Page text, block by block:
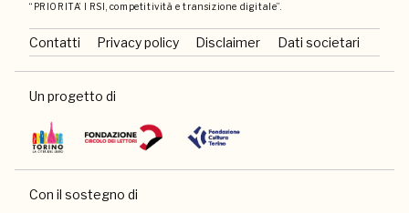
“PRIORITA’ I RSI, competitività e transizione digitale”.
Contatti Privacy policy Disclaimer Dati societari
Un progetto di
Con il sostegno di